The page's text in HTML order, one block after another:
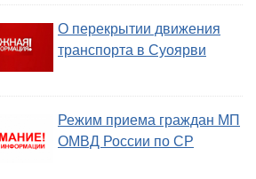
О перекрытии движения
транспорта в Суоярви
Режим приема граждан МП
ОМВД России по СР